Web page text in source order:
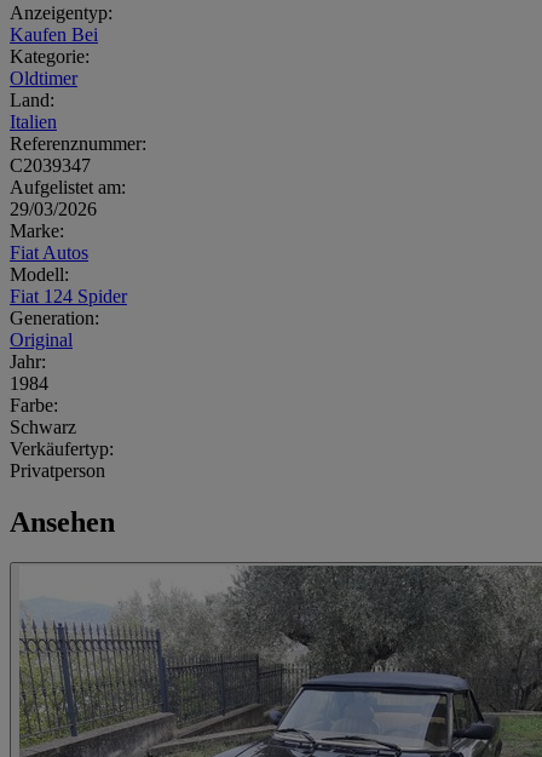
Anzeigentyp:
Kaufen Bei
Kategorie:
Oldtimer
Land:
Italien
Referenznummer:
C2039347
Aufgelistet am:
29/03/2026
Marke:
Fiat Autos
Modell:
Fiat 124 Spider
Generation:
Original
Jahr:
1984
Farbe:
Schwarz
Verkäufertyp:
Privatperson
Ansehen